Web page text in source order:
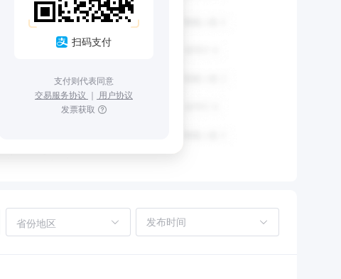
扫码支付
支付则代表同意
交易服务协议 ｜ 用户协议
发票获取
省份地区